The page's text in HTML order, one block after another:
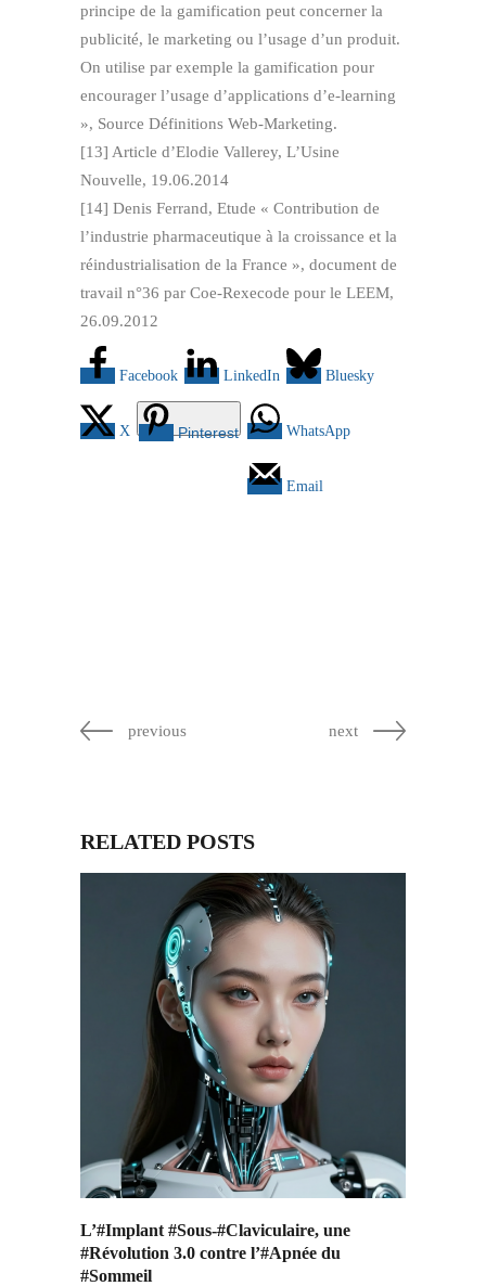
principe de la gamification peut concerner la
publicité, le marketing ou l’usage d’un produit.
On utilise par exemple la gamification pour
encourager l’usage d’applications d’e-learning
», Source Définitions Web-Marketing.
[13] Article d’Elodie Vallerey, L’Usine
Nouvelle, 19.06.2014
[14] Denis Ferrand, Etude « Contribution de
l’industrie pharmaceutique à la croissance et la
réindustrialisation de la France », document de
travail n°36 par Coe-Rexecode pour le LEEM,
26.09.2012
Facebook LinkedIn Bluesky
X Pinterest WhatsApp
Email
previous next
RELATED POSTS
L’#Implant #Sous-#Claviculaire, une
#Révolution 3.0 contre l’#Apnée du
#Sommeil